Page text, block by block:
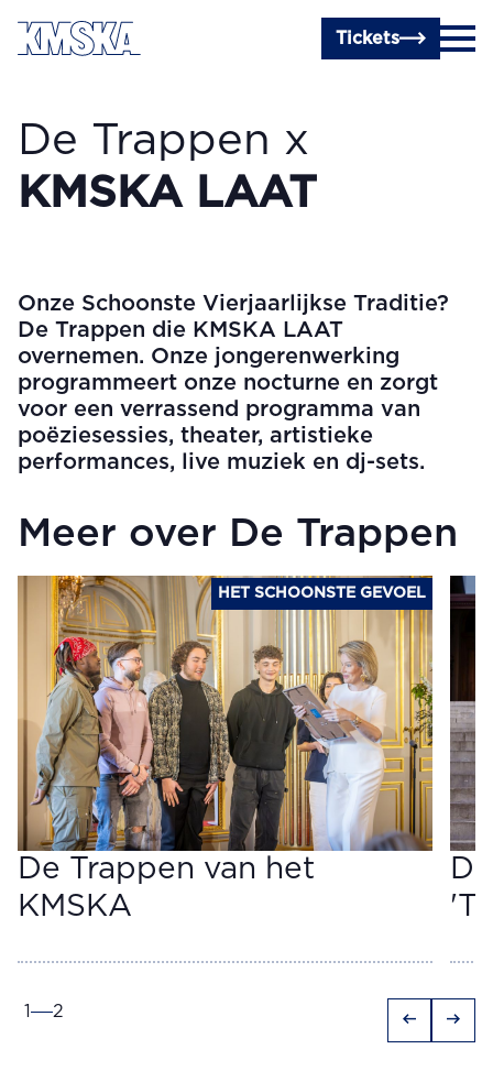
Ga naar hoofdinhoud
Tickets
De Trappen x
KMSKA LAAT
Onze Schoonste Vierjaarlijkse Traditie?
De Trappen die KMSKA LAAT
overnemen. Onze jongerenwerking
programmeert onze nocturne en zorgt
voor een verrassend programma van
poëziesessies, theater, artistieke
performances, live muziek en dj-sets.
Meer over De Trappen
HET SCHOONSTE GEVOEL
De Trappen van het
KMSKA
1 2 arrow_left_alt arrow_right_alt